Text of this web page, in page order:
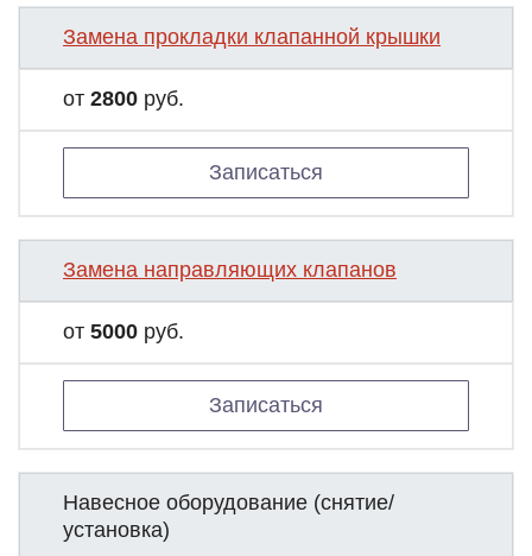
Замена прокладки клапанной крышки
от 2800 руб.
Записаться
Замена направляющих клапанов
от 5000 руб.
Записаться
Навесное оборудование (снятие/
установка)